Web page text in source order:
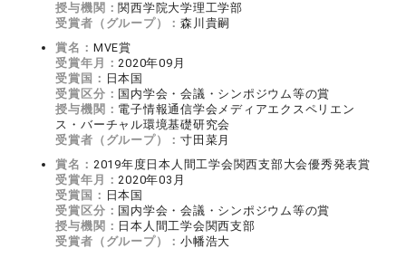
授与機関： 関西学院大学理工学部
受賞者（グループ）：森川貴嗣
賞名： MVE賞
受賞年月：2020年09月
受賞国： 日本国
受賞区分： 国内学会・会議・シンポジウム等の賞
授与機関： 電子情報通信学会メディアエクスペリエン
ス・バーチャル環境基礎研究会
受賞者（グループ）：寸田菜月
賞名： 2019年度日本人間工学会関西支部大会優秀発表賞
受賞年月：2020年03月
受賞国： 日本国
受賞区分： 国内学会・会議・シンポジウム等の賞
授与機関： 日本人間工学会関西支部
受賞者（グループ）：小幡浩大